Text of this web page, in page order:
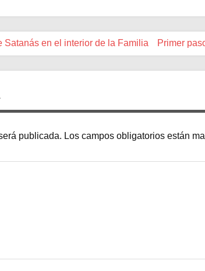
Satanás en el interior de la Familia Primer
publicada. Los campos obligatorios están